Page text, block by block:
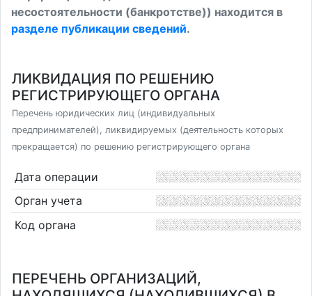
несостоятельности (банкротстве)) находится в
разделе публикации сведений.
ЛИКВИДАЦИЯ ПО РЕШЕНИЮ
РЕГИСТРИРУЮЩЕГО ОРГАНА
Перечень юридических лиц (индивидуальных
предпринимателей), ликвидируемых (деятельность которых
прекращается) по решению регистрирующего органа
Дата операции
Орган учета
Код органа
ПЕРЕЧЕНЬ ОРГАНИЗАЦИЙ,